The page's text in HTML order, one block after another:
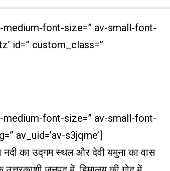
font-size=” av-small-font-
id=” custom_class=”
font-size=” av-small-font-
av_uid=’av-s3jqme’]
नदी का उद्गम स्थल और देवी यमुना का वास